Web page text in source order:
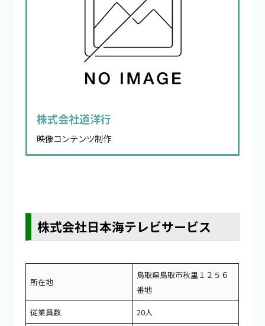
株式会社道洋行
映像コンテンツ制作
株式会社日本海テレビサービス
所在地
鳥取県鳥取市秋里１２５６
番地
従業員数
20人